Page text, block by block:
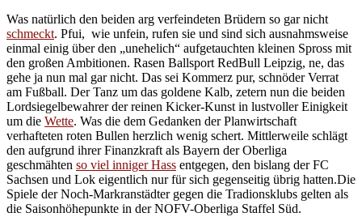
Was natürlich den beiden arg verfeindeten Brüdern so gar nicht
schmeckt. Pfui, wie unfein, rufen sie und sind sich ausnahmsweise
einmal einig über den „unehelich“ aufgetauchten kleinen Spross mit
den großen Ambitionen. Rasen Ballsport RedBull Leipzig, ne, das
gehe ja nun mal gar nicht. Das sei Kommerz pur, schnöder Verrat
am Fußball. Der Tanz um das goldene Kalb, zetern nun die beiden
Lordsiegelbewahrer der reinen Kicker-Kunst in lustvoller Einigkeit
um die Wette. Was die dem Gedanken der Planwirtschaft
verhafteten roten Bullen herzlich wenig schert. Mittlerweile schlägt
den aufgrund ihrer Finanzkraft als Bayern der Oberliga
geschmähten so viel inniger Hass entgegen, den bislang der FC
Sachsen und Lok eigentlich nur für sich gegenseitig übrig hatten.Die
Spiele der Noch-Markranstädter gegen die Tradionsklubs gelten als
die Saisonhöhepunkte in der NOFV-Oberliga Staffel Süd.